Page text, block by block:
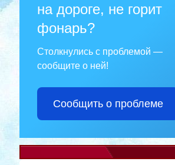
на дороге, не горит
фонарь?
Столкнулись с проблемой —
сообщите о ней!
Сообщить о проблеме